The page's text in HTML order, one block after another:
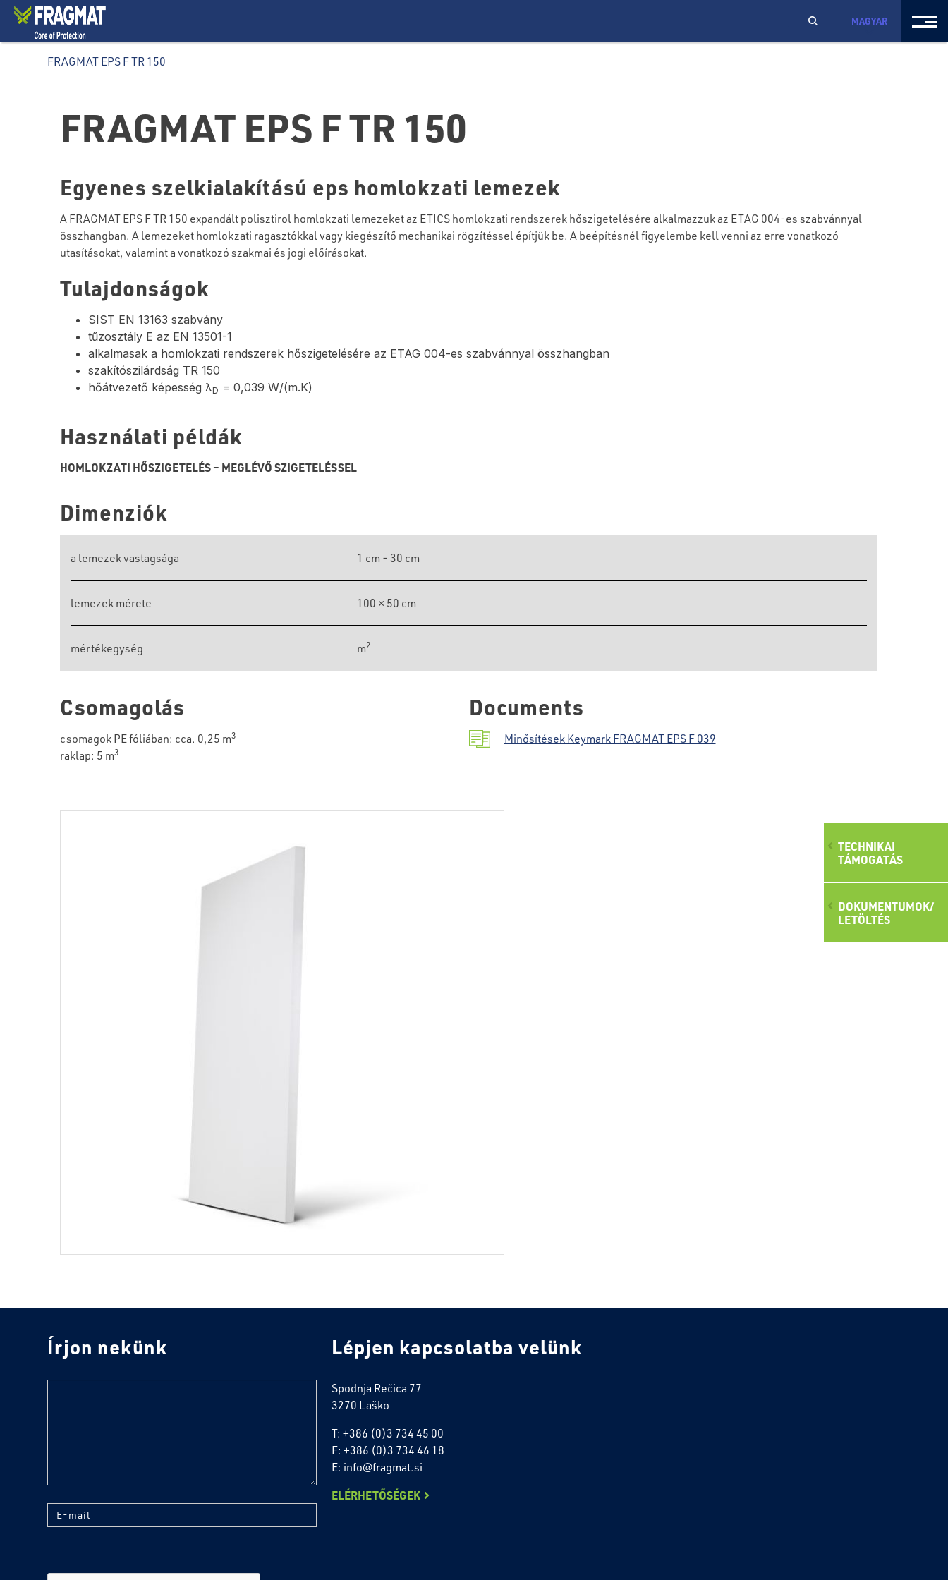
TECHNIKAI
TÁMOGATÁS
DOKUMENTUMOK/
LETÖLTÉS
MAGYAR
FRAGMAT EPS F TR 150
FRAGMAT EPS F TR 150
Egyenes szelkialakítású eps homlokzati lemezek
A FRAGMAT EPS F TR 150 expandált polisztirol homlokzati lemezeket az ETICS homlokzati rendszerek hőszigetelésére alkalmazzuk az ETAG 004-es szabvánnyal
összhangban. A lemezeket homlokzati ragasztókkal vagy kiegészítő mechanikai rögzítéssel építjük be. A beépítésnél figyelembe kell venni az erre vonatkozó
utasításokat, valamint a vonatkozó szakmai és jogi előírásokat.
Tulajdonságok
SIST EN 13163 szabvány
tűzosztály E az EN 13501-1
alkalmasak a homlokzati rendszerek hőszigetelésére az ETAG 004-es szabvánnyal összhangban
szakítószilárdság TR 150
hőátvezető képesség λD = 0,039 W/(m.K)
Használati példák
HOMLOKZATI HŐSZIGETELÉS – MEGLÉVŐ SZIGETELÉSSEL
Dimenziók
a lemezek vastagsága 1 cm - 30 cm
lemezek mérete 100 × 50 cm
mértékegység m2
Csomagolás
csomagok PE fóliában: cca. 0,25 m3
raklap: 5 m3
Documents
Minősítések Keymark FRAGMAT EPS F 039
Írjon nekünk
E-mail
Lépjen kapcsolatba velünk
Spodnja Rečica 77
3270 Laško
T: +386 (0)3 734 45 00
F: +386 (0)3 734 46 18
E: info@fragmat.si
ELÉRHETŐSÉGEK